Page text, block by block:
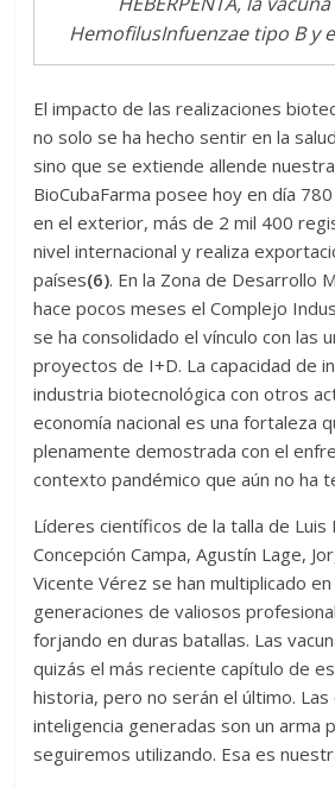
HemofilusInfuenzae tipo B y
El impacto de las realizaciones
no solo se ha hecho sentir en la
sino que se extiende allende
BioCubaFarma posee hoy en día
en el exterior, más de 2 mil 400
nivel internacional y realiza
países(6). En la Zona de Desarrollo
hace pocos meses el Complejo
se ha consolidado el vínculo con las
proyectos de I+D. La capacidad de
industria biotecnológica con otros
economía nacional es una fortaleza
plenamente demostrada con el
contexto pandémico que aún no ha
Líderes científicos de la talla de Luis
Concepción Campa, Agustín Lage,
Vicente Vérez se han multiplicado
generaciones de valiosos
forjando en duras batallas. Las
quizás el más reciente capítulo de
historia, pero no serán el último.
inteligencia generadas son un arma
seguiremos utilizando. Esa es